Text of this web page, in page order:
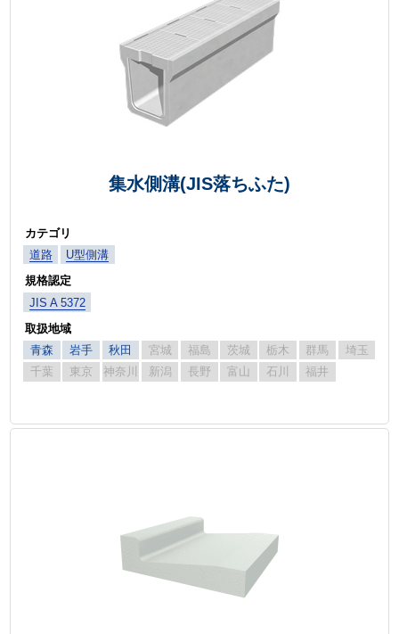
集水側溝(JIS落ちふた)
カテゴリ
道路
U型側溝
規格認定
JIS A 5372
取扱地域
青森
岩手 秋田 宮城 福島 茨城 栃木 群馬
埼玉
千葉
東京 神奈川 新潟 長野 富山 石川 福井